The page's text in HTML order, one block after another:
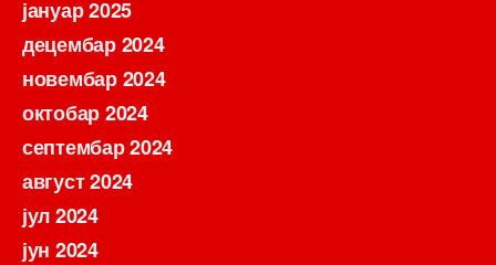
јануар 2025
децембар 2024
новембар 2024
октобар 2024
септембар 2024
август 2024
јул 2024
јун 2024